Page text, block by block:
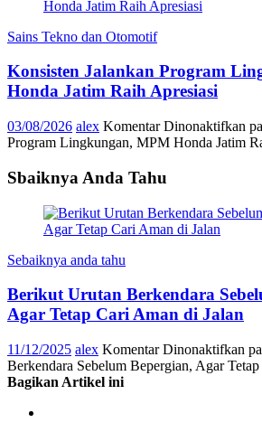
Sains Tekno dan Otomotif
Konsisten Jalankan Program
Honda Jatim Raih Apresiasi
03/08/2026 alex Komentar Dinonaktifkan
Program Lingkungan, MPM Honda Jatim
Sbaiknya Anda Tahu
Sebaiknya anda tahu
Berikut Urutan Berkendara
Agar Tetap Cari Aman di Jalan
11/12/2025 alex Komentar Dinonaktifkan
Berkendara Sebelum Bepergian, Agar
Bagikan Artikel ini